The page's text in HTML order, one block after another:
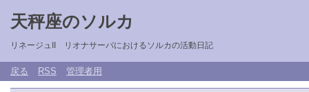
天秤座のソルカ
リネージュII リオナサーバにおけるソルカの活動日記
戻る RSS 管理者用